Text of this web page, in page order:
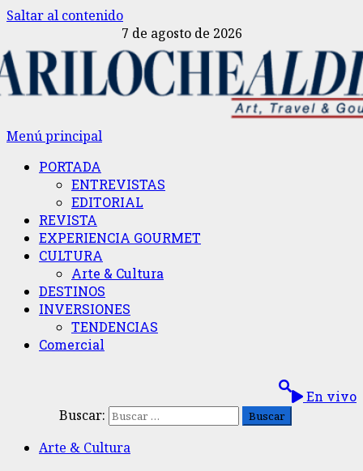
Saltar al contenido
7 de agosto de 2026
Menú principal
PORTADA
ENTREVISTAS
EDITORIAL
REVISTA
EXPERIENCIA GOURMET
CULTURA
Arte & Cultura
DESTINOS
INVERSIONES
TENDENCIAS
Comercial
Buscar:
En vivo
Arte & Cultura